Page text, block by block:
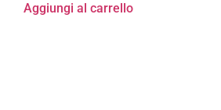
Aggiungi al carrello